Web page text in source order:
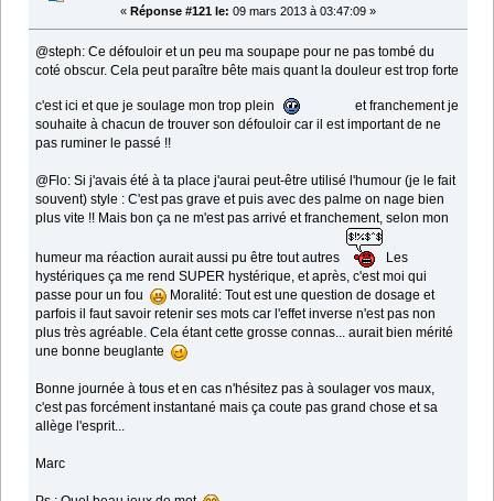
« Réponse #121 le: 09 mars 2013 à 03:47:09 »
@steph: Ce défouloir et un peu ma soupape pour ne pas tombé du
coté obscur. Cela peut paraître bête mais quant la douleur est trop forte
c'est ici et que je soulage mon trop plein
et franchement je
souhaite à chacun de trouver son défouloir car il est important de ne
pas ruminer le passé !!
@Flo: Si j'avais été à ta place j'aurai peut-être utilisé l'humour (je le fait
souvent) style : C'est pas grave et puis avec des palme on nage bien
plus vite !! Mais bon ça ne m'est pas arrivé et franchement, selon mon
humeur ma réaction aurait aussi pu être tout autres
Les
hystériques ça me rend SUPER hystérique, et après, c'est moi qui
passe pour un fou
Moralité: Tout est une question de dosage et
parfois il faut savoir retenir ses mots car l'effet inverse n'est pas non
plus très agréable. Cela étant cette grosse connas... aurait bien mérité
une bonne beuglante
Bonne journée à tous et en cas n'hésitez pas à soulager vos maux,
c'est pas forcément instantané mais ça coute pas grand chose et sa
allège l'esprit...
Marc